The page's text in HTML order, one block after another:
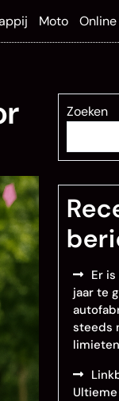
Moto Online
Zoeken
Er
jaar te
steeds